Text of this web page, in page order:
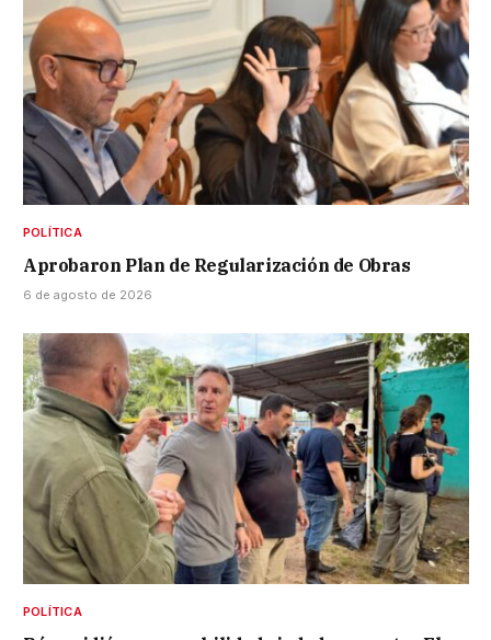
POLÍTICA
Aprobaron Plan de Regularización de Obras
6 de agosto de 2026
POLÍTICA